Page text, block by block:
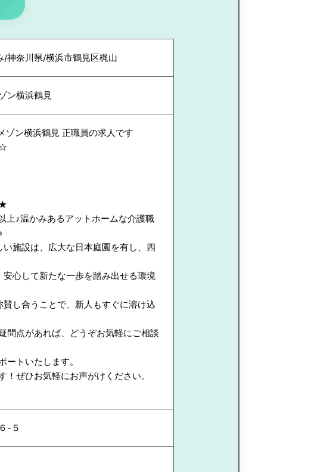
神奈川県/横浜市鶴見区梶山
ン横浜鶴見
ゾン横浜鶴見 正職員の求人です
♪温かみあるアットホームな介護職
施設は、広大な日本庭園を有し、四
心して新たな一歩を踏み出せる環境
し合うことで、新人もすぐに溶け込
問点があれば、どうぞお気軽にご相談
トいたします。
ぜひお気軽にお声がけください。
-５